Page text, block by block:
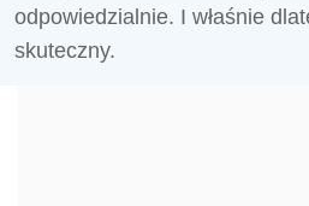
odpowiedzialnie. I właśnie
skuteczny.